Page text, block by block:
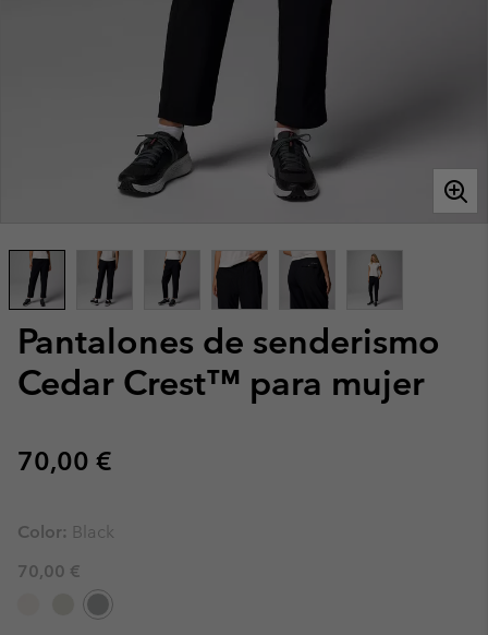
Pantalones de senderismo
Cedar Crest™ para mujer
Regular price:
70,00 €
Color: Black
70,00 €